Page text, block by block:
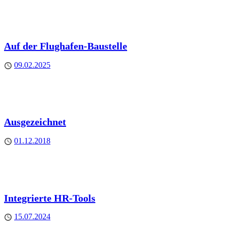
Auf der Flughafen-Baustelle
Published
09.02.2025
Ausgezeichnet
Published
01.12.2018
Integrierte HR-Tools
Published
15.07.2024